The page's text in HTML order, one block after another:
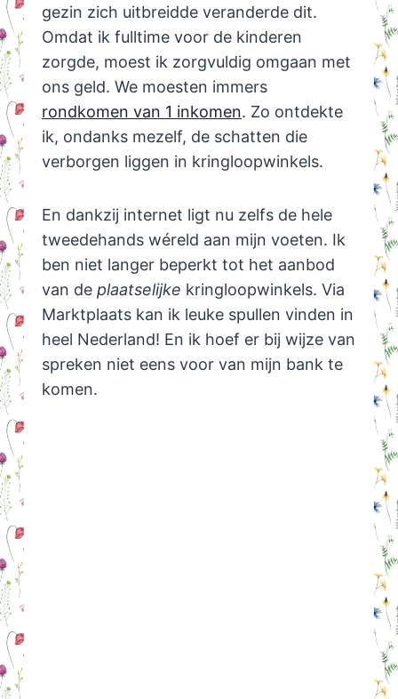
gezin zich uitbreidde veranderde dit.
Omdat ik fulltime voor de kinderen
zorgde, moest ik zorgvuldig omgaan met
ons geld. We moesten immers
rondkomen van 1 inkomen. Zo ontdekte
ik, ondanks mezelf, de schatten die
verborgen liggen in kringloopwinkels.
En dankzij internet ligt nu zelfs de hele
tweedehands wéreld aan mijn voeten. Ik
ben niet langer beperkt tot het aanbod
van de plaatselijke kringloopwinkels. Via
Marktplaats kan ik leuke spullen vinden in
heel Nederland! En ik hoef er bij wijze van
spreken niet eens voor van mijn bank te
komen.